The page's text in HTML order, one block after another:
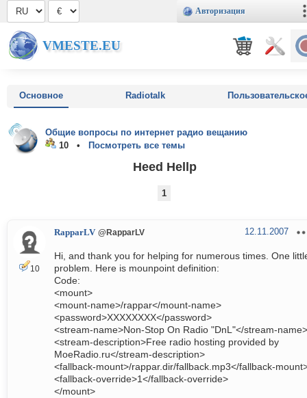
Авторизация
VMESTE.EU
Основное Radiotalk
Общие вопросы по интернет радио вещанию
10 •
Посмотреть все темы
Heed Hellp
1
10
RapparLV @RapparLV 12.11.2007
Hi, and thank you for helping for numerous times. One
problem. Here is mounpoint definition:
Code:
<mount>
<mount-name>/rappar</mount-name>
<password>XXXXXXXX</password>
<stream-name>Non-Stop On Radio "DnL"</stream-name>
<stream-description>Free radio hosting provided by
MoeRadio.ru</stream-description>
<fallback-mount>/rappar.dir/fallback.mp3</fallback-
<fallback-override>1</fallback-override>
</mount>